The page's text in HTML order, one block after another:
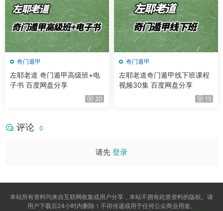
奇门遁甲
左耶老道 奇门遁甲高级班+电
子书 百度网盘分享
20
奇门遁甲
左耶老道奇门遁甲线下班课程
视频30集 百度网盘分享
15
评论 0
请先 登录
本站所有资料均来自互联网收集或用户分享，本站不拥有此类资料的版权。请
用户下载后24小时内删除！不得传递或用于任何公众商业用途。